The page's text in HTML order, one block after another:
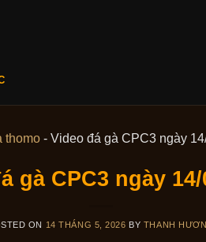
thomo - Video đá gà CPC3 ngày
gà CPC3 ngày 14/
ON 14 THÁNG 5, 2026 BY THANH